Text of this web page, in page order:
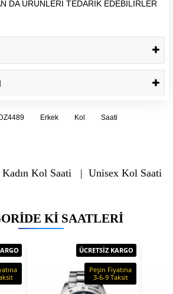
DA ÜRÜNLERİ TEDARİK EDEBİLİRLER
Erkek Kol Saati
Kadın Kol Saati | Unisex Kol Saati
KI SAATLERI
ÜCRETSİZ KARGO
Peşin Fiyatına
3-6-9 Taksit